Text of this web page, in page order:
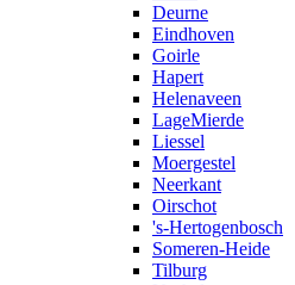
Deurne
Eindhoven
Goirle
Hapert
Helenaveen
LageMierde
Liessel
Moergestel
Neerkant
Oirschot
's-Hertogenbosch
Someren-Heide
Tilburg